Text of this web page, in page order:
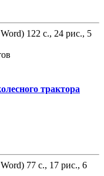
122 с., 24 рис., 5
трактора
77 с., 17 рис., 6